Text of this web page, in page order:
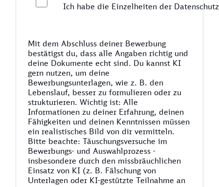
Ich habe die Einzelheiten der
Mit dem Abschluss deiner Bewerbung
bestätigst du, dass alle Angaben richtig und
deine Dokumente echt sind. Du kannst KI
gern nutzen, um deine
Bewerbungsunterlagen, wie z. B. den
Lebenslauf, besser zu formulieren oder zu
strukturieren. Wichtig ist: Alle
Informationen zu deiner Erfahrung, deinen
Fähigkeiten und deinen Kenntnissen müssen
ein realistisches Bild von dir vermitteln.
Bitte beachte: Täuschungsversuche im
Bewerbungs- und Auswahlprozess -
insbesondere durch den missbräuchlichen
Einsatz von KI (z. B. Fälschung von
Unterlagen oder KI-gestützte Teilnahme an